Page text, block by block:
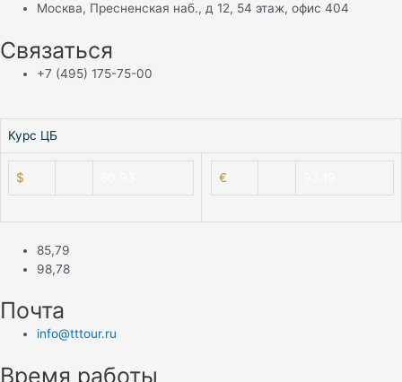
Москва, Пресненская наб., д 12, 54 этаж, офис 404
Связаться
+7 (495) 175-75-00
Курс ЦБ
$ €
85,79
98,78
Почта
info@tttour.ru
Время работы